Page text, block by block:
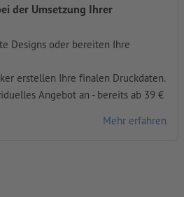
der Umsetzung Ihrer
Designs oder bereiten Ihre
erstellen Ihre finalen Druckdaten.
Angebot an - bereits ab 39 €
Mehr erfahren